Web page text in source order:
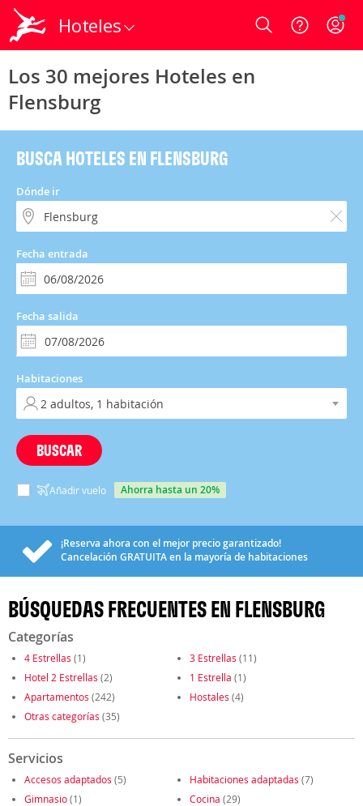
Hoteles Login
Los 30 mejores Hoteles en
Flensburg
BUSCA HOTELES EN FLENSBURG
Dónde ir
Fecha entrada
Fecha salida
Habitaciones
BUSCAR
Añadir vuelo ahorra hasta un 20%
¡Reserva ahora con el mejor precio garantizado!
Cancelación GRATUITAen la mayoría de habitaciones
BÚSQUEDAS FRECUENTES EN FLENSBURG
Categorías
4 Estrellas (1) 3 Estrellas (11)
Hotel 2 Estrellas (2) 1 Estrella (1)
Apartamentos (242) Hostales (4)
Otras categorías (35)
Servicios
Accesos adaptados (5) Habitaciones adaptadas (7)
Gimnasio(1) Cocina (29)